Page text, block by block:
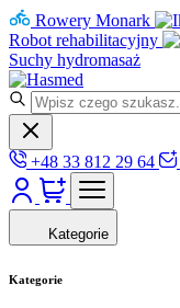
Rowery Monark
Robot rehabilitacyjny
Suchy hydromasaż
+48 33 812 29 64
Kategorie
Kategorie